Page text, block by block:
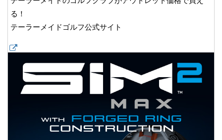
る！
テーラーメイドゴルフ公式サイト